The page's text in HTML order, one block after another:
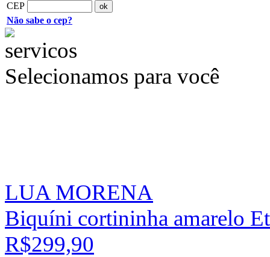
CEP
Não sabe o cep?
Selecionamos para você
LUA MORENA
Biquíni cortininha amarelo
R$299,90